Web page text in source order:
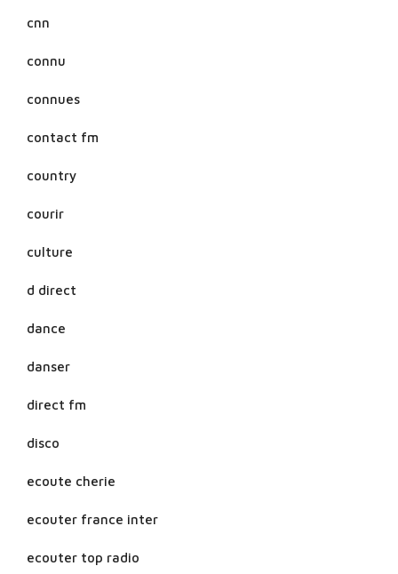
cnn
connu
connues
contact fm
country
courir
culture
d direct
dance
danser
direct fm
disco
ecoute cherie
ecouter france inter
ecouter top radio